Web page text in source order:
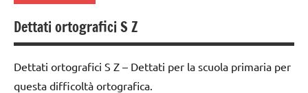
TUTTI GLI
ARGOMENTI
classe
dettati
ortografici
classe
1a
classe
2a
Dettati ortografici S Z
Dettati ortografici S Z – Dettati per la scuola primaria per
questa difficoltà ortografica.